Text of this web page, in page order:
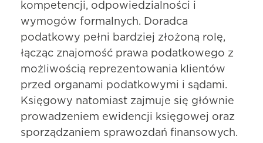
kompetencji, odpowiedzialności i
wymogów formalnych. Doradca
podatkowy pełni bardziej złożoną rolę,
łącząc znajomość prawa podatkowego z
możliwością reprezentowania klientów
przed organami podatkowymi i sądami.
Księgowy natomiast zajmuje się głównie
prowadzeniem ewidencji księgowej oraz
sporządzaniem sprawozdań finansowych.